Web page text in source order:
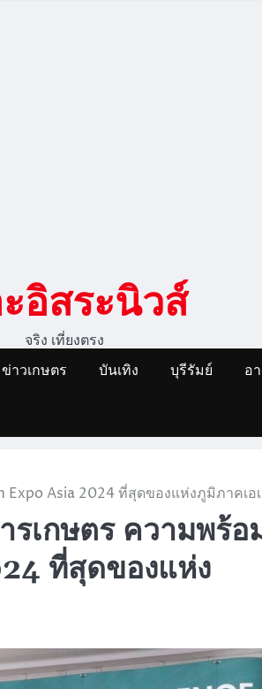
อิสระนิวส์
จริง เที่ยงตรง
ข่าวเกษตร บันเทิง บุรีรัมย์ อ
Asia 2024 ที่สุดของแห่งภูมิภาคเอ
รเกษตร ความพร้อ
ที่สุดของแห่ง